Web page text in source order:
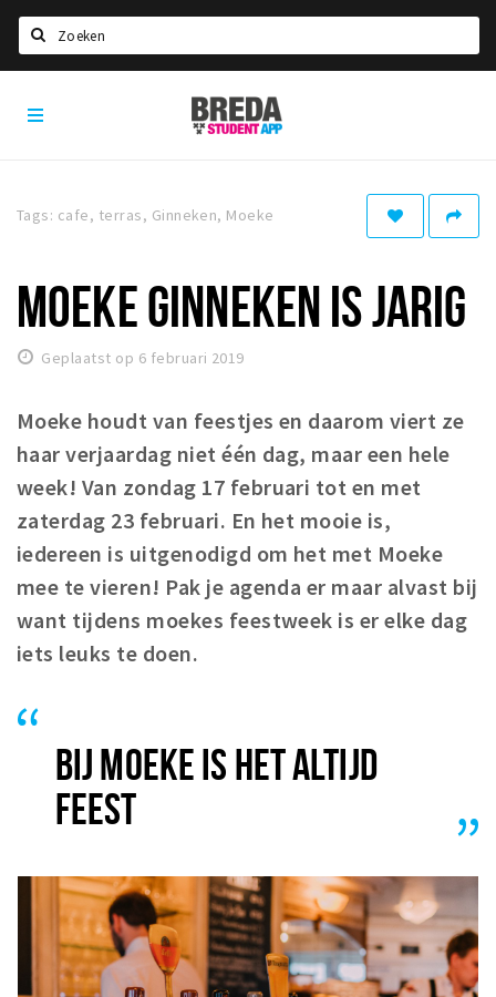
HOME
Studentenverenigingen
New in town? Check FAQ!
WONEN
Inschrijven gemeente
Zorgverzekering
Huisarts en eerste hulp
Q&A
KORTING
Draai aan het rad!
Nieuws
Agenda
Bezienswaardigheden
Breda
Student
Tags: cafe, terras, Ginneken, Moeke
MOEKE GINNEKEN IS JARIG
Geplaatst op 6 februari 2019
Moeke houdt van feestjes en daarom viert ze
haar verjaardag niet één dag, maar een hele
week! Van zondag 17 februari tot en met
zaterdag 23 februari. En het mooie is,
iedereen is uitgenodigd om het met Moeke
mee te vieren! Pak je agenda er maar alvast bij
want tijdens moekes feestweek is er elke dag
iets leuks te doen.
BIJ MOEKE IS HET ALTIJD
FEEST